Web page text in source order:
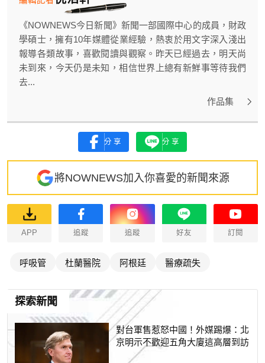
《NOWNEWS今日新聞》新聞一部國際中心的成員，財政
學碩士，擁有10年媒體從業經驗，熱衷於用文字深入淺出
報導各類故事，喜歡閱讀與觀察。昨天已經過去，明天尚
未到來，今天仍是未知，相信世界上總有新鮮事等待我們
去...
作品集
分享 分享
將NOWNEWS加入你喜愛的新聞來源
APP 追蹤 追蹤 好友 訂閱
呼吸管 杜蘭醫院 阿根廷 醫療疏失
探索新聞
對台軍售惹怒中國！外媒踢爆：北
京明示不歡迎五角大廈這高層到訪